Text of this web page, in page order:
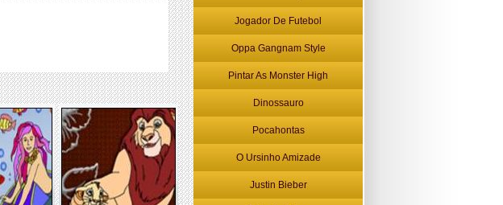
Jogador De Futebol
Oppa Gangnam Style
Pintar As Monster High
Dinossauro
Pocahontas
O Ursinho Amizade
Justin Bieber